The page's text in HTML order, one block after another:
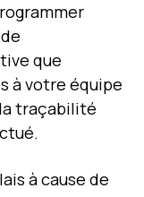
que
à votre équipe
traçabilité
à cause de